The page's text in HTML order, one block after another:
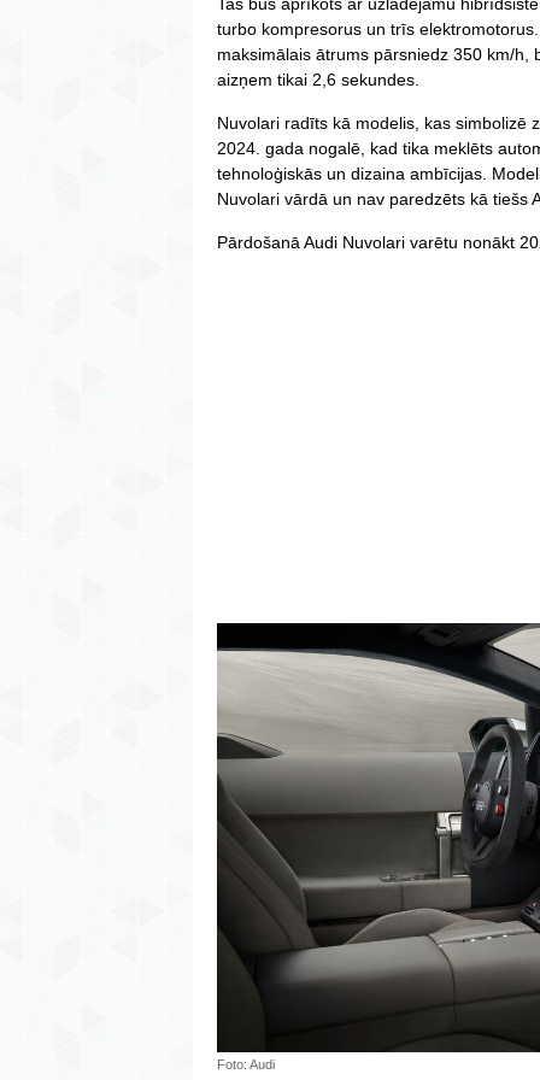
turbo kompresorus un trīs
maksimālais ātrums pārsniedz 350 km/
aizņem tikai 2,6 sekundes.
Nuvolari radīts kā modelis, kas simbolizē
2024. gada nogalē, kad tika meklēts
tehnoloģiskās un dizaina ambīcijas.
Nuvolari vārdā un nav paredzēts kā tiešs
Pārdošanā Audi Nuvolari varētu nonākt
Foto: Audi